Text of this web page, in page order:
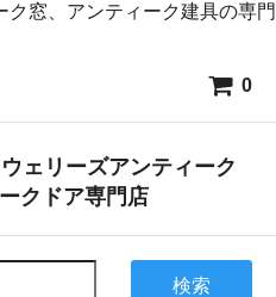
窓、アンティーク建具の専門
0
ェリーズアンティーク
クドア専門店
検索